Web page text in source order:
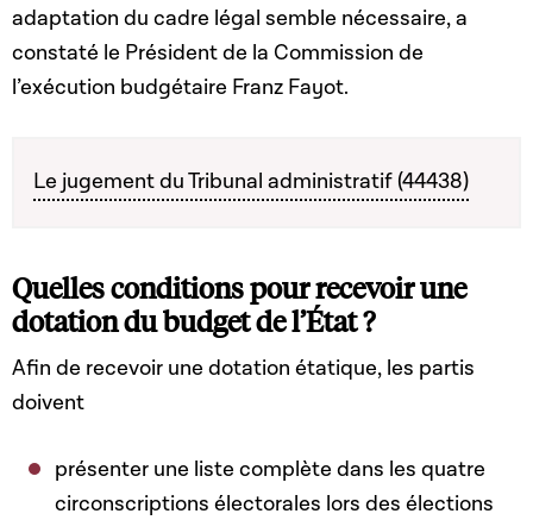
adaptation du cadre légal semble nécessaire, a
constaté le Président de la Commission de
l’exécution budgétaire Franz Fayot.
Le jugement du Tribunal administratif (44438)
Quelles conditions pour recevoir une
dotation du budget de l’État ?
Afin de recevoir une dotation étatique, les partis
doivent
présenter une liste complète dans les quatre
circonscriptions électorales lors des élections